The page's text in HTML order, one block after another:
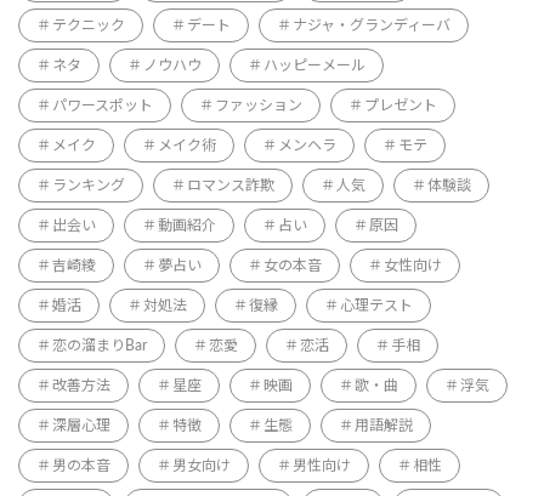
テクニック デート ナジャ・グランディーバ
ネタ ノウハウ ハッピーメール
パワースポット ファッション プレゼント
メイク メイク術 メンヘラ モテ
ランキング ロマンス詐欺 人気 体験談
出会い 動画紹介 占い 原因
吉崎綾 夢占い 女の本音 女性向け
婚活 対処法 復縁 心理テスト
恋の溜まりBar 恋愛 恋活 手相
改善方法 星座 映画 歌・曲 浮気
深層心理 特徴 生態 用語解説
男の本音 男女向け 男性向け 相性